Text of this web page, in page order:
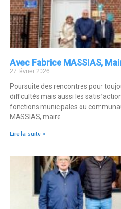
Avec Fabrice MASSIAS,
27 février 2026
Poursuite des rencontres pour
difficultés mais aussi les
fonctions municipales ou
MASSIAS, maire
Lire la suite »